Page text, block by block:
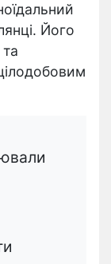
Його